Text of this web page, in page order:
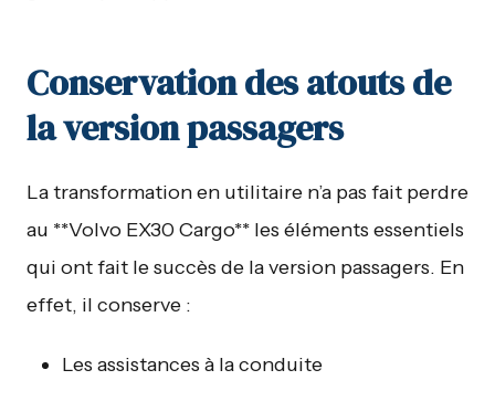
Conservation des atouts de
la version passagers
La transformation en utilitaire n’a pas fait perdre
au **Volvo EX30 Cargo** les éléments essentiels
qui ont fait le succès de la version passagers. En
effet, il conserve :
Les assistances à la conduite